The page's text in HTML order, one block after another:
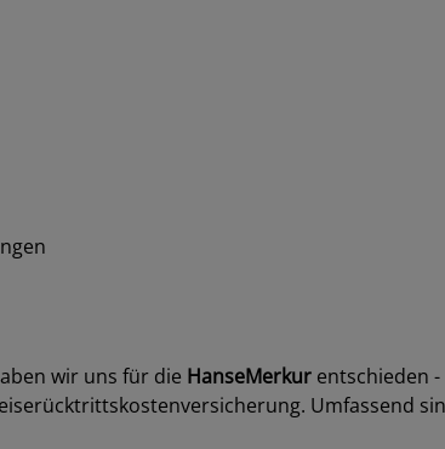
wir uns für die HanseMerkur entschieden
Umfassend